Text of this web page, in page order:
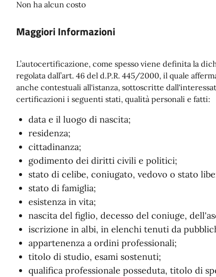
Non ha alcun costo
Maggiori Informazioni
L’autocertificazione, come spesso viene definita la
regolata dall’art. 46 del d.P.R. 445/2000, il quale
anche contestuali all'istanza, sottoscritte
certificazioni i seguenti stati, qualità personali e fatti:
data e il luogo di nascita;
residenza;
cittadinanza;
godimento dei diritti civili e politici;
stato di celibe, coniugato, vedovo o stato
stato di famiglia;
esistenza in vita;
nascita del figlio, decesso del coniuge,
iscrizione in albi, in elenchi tenuti da
appartenenza a ordini professionali;
titolo di studio, esami sostenuti;
qualifica professionale posseduta, titolo di